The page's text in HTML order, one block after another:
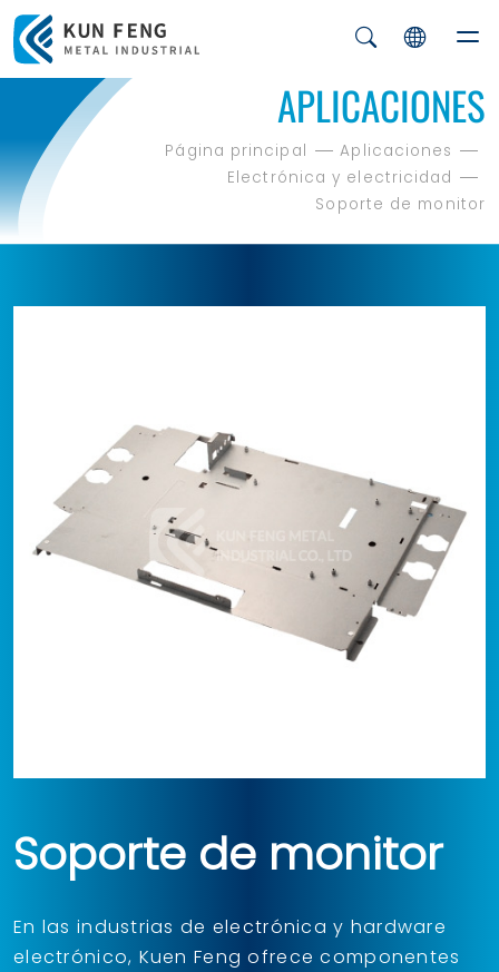
APLICACIONES
Página principal
Aplicaciones
Electrónica y electricidad
Soporte de monitor
Soporte de monitor
En las industrias de electrónica y hardware
electrónico, Kuen Feng ofrece componentes